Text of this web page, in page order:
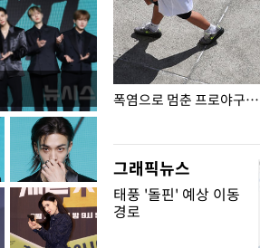
상 카메라에 담긴 폭염으로 멈춘 프로야구
그래픽뉴스
태풍 '돌핀' 예상 이동
경로